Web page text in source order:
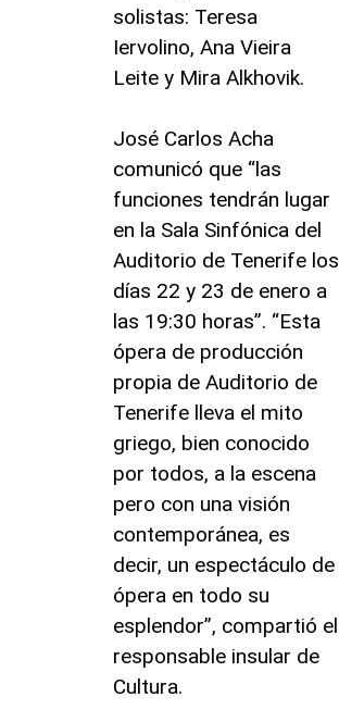
solistas: Teresa
Iervolino, Ana Vieira
Leite y Mira Alkhovik.
José Carlos Acha
comunicó que “las
funciones tendrán lugar
en la Sala Sinfónica del
Auditorio de Tenerife los
días 22 y 23 de enero a
las 19:30 horas”. “Esta
ópera de producción
propia de Auditorio de
Tenerife lleva el mito
griego, bien conocido
por todos, a la escena
pero con una visión
contemporánea, es
decir, un espectáculo de
ópera en todo su
esplendor”, compartió el
responsable insular de
Cultura.